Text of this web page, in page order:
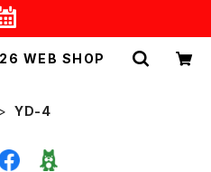
WEB SHOP
YD-4